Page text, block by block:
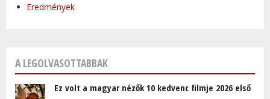
Eredmények
A LEGOLVASOTTABBAK
Ez volt a magyar nézők 10 kedvenc filmje 2026 első